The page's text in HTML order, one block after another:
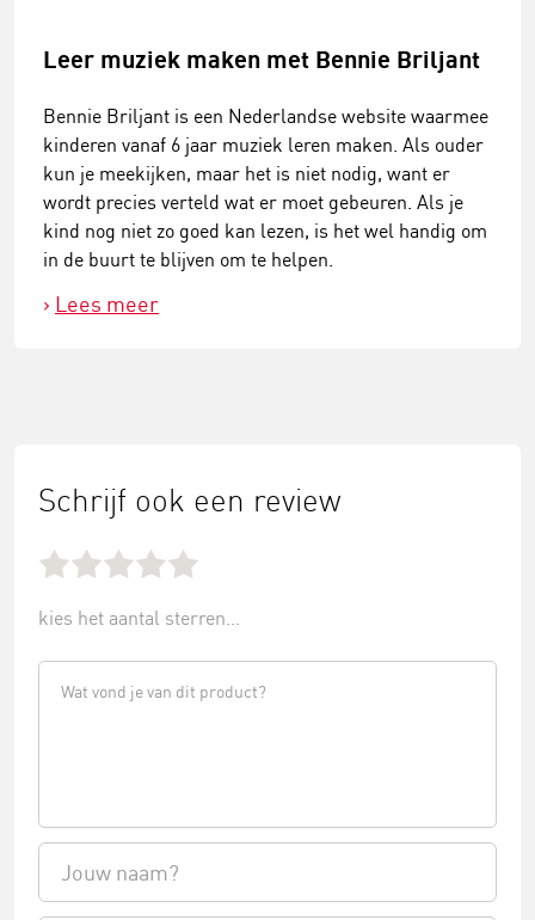
Leer muziek maken met Bennie Briljant
Bennie Briljant is een Nederlandse website waarmee
kinderen vanaf 6 jaar muziek leren maken. Als ouder
kun je meekijken, maar het is niet nodig, want er
wordt precies verteld wat er moet gebeuren. Als je
kind nog niet zo goed kan lezen, is het wel handig om
in de buurt te blijven om te helpen.
Lees meer
Schrijf ook een review
kies het aantal sterren...